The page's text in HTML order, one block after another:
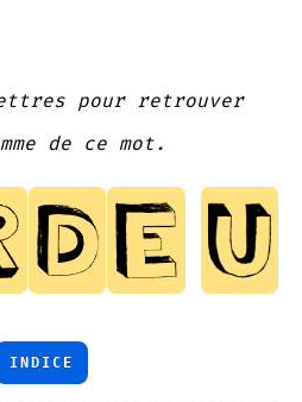
pour retrouver
de ce mot.
INDICE